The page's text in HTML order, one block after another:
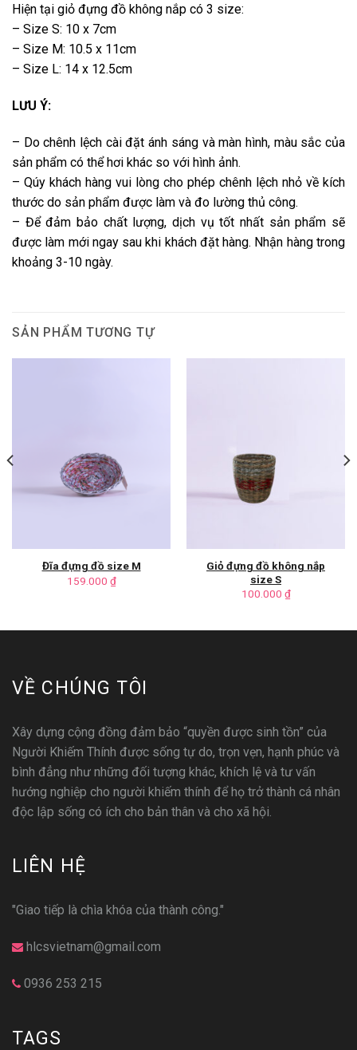
Hiện tại giỏ đựng đồ không nắp có 3 size:
– Size S: 10 x 7cm
– Size M: 10.5 x 11cm
– Size L: 14 x 12.5cm
LƯU Ý:
– Do chênh lệch cài đặt ánh sáng và màn hình, màu sắc của
sản phẩm có thể hơi khác so với hình ảnh.
– Qúy khách hàng vui lòng cho phép chênh lệch nhỏ về kích
thước do sản phẩm được làm và đo lường thủ công.
– Để đảm bảo chất lượng, dịch vụ tốt nhất sản phẩm sẽ
được làm mới ngay sau khi khách đặt hàng. Nhận hàng trong
khoảng 3-10 ngày.
SẢN PHẨM TƯƠNG TỰ
Đĩa đựng đồ size M
159.000 ₫
Giỏ đựng đồ không nắp
size S
100.000 ₫
VỀ CHÚNG TÔI
Xây dựng cộng đồng đảm bảo “quyền được sinh tồn” của
Người Khiếm Thính được sống tự do, trọn vẹn, hạnh phúc và
bình đẳng như những đối tượng khác, khích lệ và tư vấn
hướng nghiệp cho người khiếm thính để họ trở thành cá nhân
độc lập sống có ích cho bản thân và cho xã hội.
LIÊN HỆ
"Giao tiếp là chìa khóa của thành công."
hlcsvietnam@gmail.com
0936 253 215
TAGS